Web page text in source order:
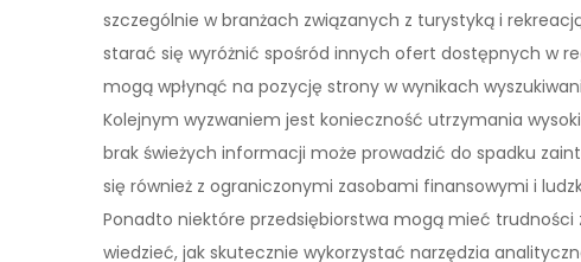
szczególnie w branżach związanych z turystyką i
starać się wyróżnić spośród innych ofert dostępnych w
mogą wpłynąć na pozycję strony w wynikach
Kolejnym wyzwaniem jest konieczność utrzymania
brak świeżych informacji może prowadzić do spadku
się również z ograniczonymi zasobami finansowymi i
Ponadto niektóre przedsiębiorstwa mogą mieć
wiedzieć, jak skutecznie wykorzystać narzędzia